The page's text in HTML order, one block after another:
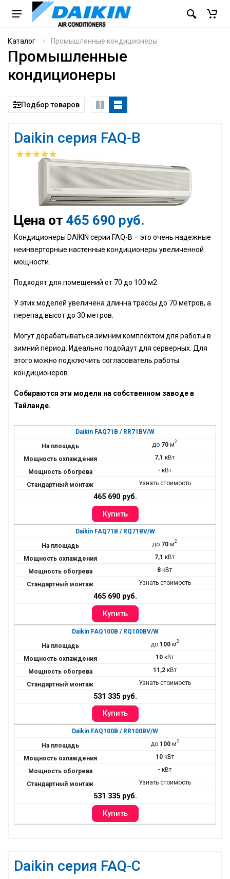
Каталог Промышленные кондиционеры
Промышленные
кондиционеры
Подбор товаров
Daikin серия FAQ-B
Цена от 465 690 руб.
Кондиционеры DAIKIN серии FAQ-B – это очень надежные
неинверторные настенные кондиционеры увеличенной
мощности.
Подходят для помещений от 70 до 100 м2.
У этих моделей увеличена длинна трассы до 70 метров, а
перепад высот до 30 метров.
Могут дорабатываться зимним комплектом для работы в
зимний период. Идеально подойдут для серверных. Для
этого можно подключить согласователь работы
кондиционеров.
Собираются эти модели на собственном заводе в
Тайланде.
Daikin FAQ71B / RR71BV/W
до 70 м2
7,1 кВт
- кВт
Узнать стоимость
465 690 руб.
Daikin FAQ71B / RQ71BV/W
до 70 м2
7,1 кВт
8 кВт
Узнать стоимость
465 690 руб.
Daikin FAQ100B / RQ100BV/W
до 100м2
10кВт
11,2кВт
Узнать стоимость
531 335 руб.
Daikin FAQ100B / RR100BV/W
до 100м2
10кВт
- кВт
Узнать стоимость
531 335 руб.
Daikin серия FAQ-C